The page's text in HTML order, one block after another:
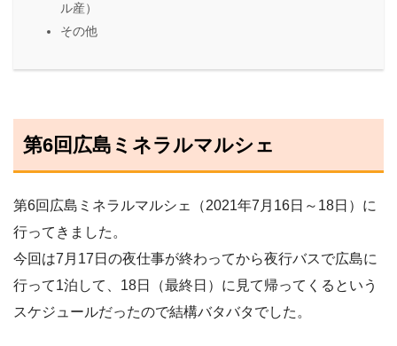
ル産）
その他
第6回広島ミネラルマルシェ
第6回広島ミネラルマルシェ（2021年7月16日～18日）に
行ってきました。
今回は7月17日の夜仕事が終わってから夜行バスで広島に
行って1泊して、18日（最終日）に見て帰ってくるという
スケジュールだったので結構バタバタでした。